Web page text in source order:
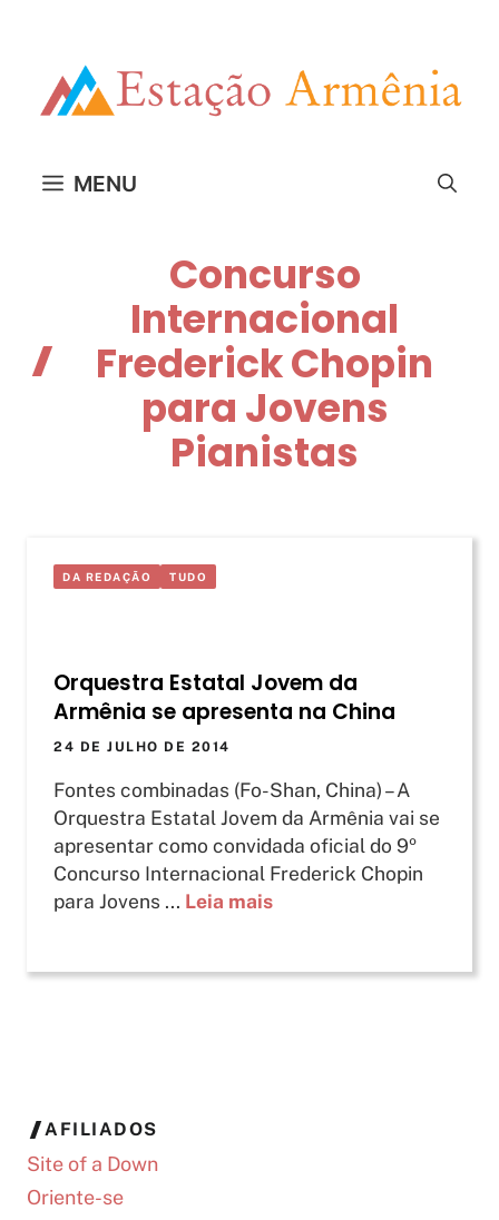
MENU
Concurso
Internacional
Frederick Chopin
para Jovens
Pianistas
DA REDAÇÃO TUDO
Orquestra Estatal Jovem da
Armênia se apresenta na China
24 DE JULHO DE 2014
Fontes combinadas (Fo-Shan, China) – A
Orquestra Estatal Jovem da Armênia vai se
apresentar como convidada oficial do 9º
Concurso Internacional Frederick Chopin
para Jovens ... Leia mais
AFILIADOS
Site of a Down
Oriente-se